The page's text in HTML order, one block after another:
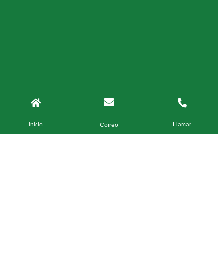
Inicio Correo Llamar